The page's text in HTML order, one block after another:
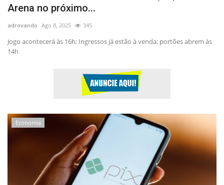
Arena no próximo...
adrovando Ago 8, 2025 345
Jogo acontecerá às 16h; Ingressos já estão à venda; portões abrem às
14h
Economia